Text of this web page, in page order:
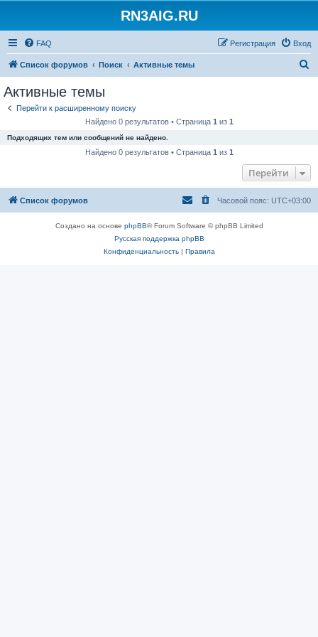
RN3AIG.RU
FAQ Вход
Регистрация
Список форумов Поиск Активные темы
Активные темы
Перейти к расширенному поиску
Найдено 0 результатов • Страница 1 из 1
Подходящих тем или сообщений не найдено.
Найдено 0 результатов • Страница 1 из 1
Перейти
Список форумов Часовой пояс: UTC+03:00
Создано на основе phpBB® Forum Software © phpBB Limited
Русская поддержка phpBB
Конфиденциальность| Правила